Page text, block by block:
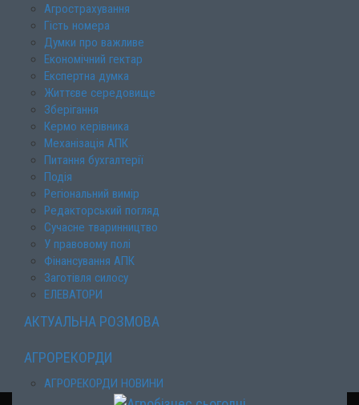
Агрострахування
Гість номера
Думки про важливе
Економічний гектар
Експертна думка
Життєве середовище
Зберігання
Кермо керівника
Механізація АПК
Питання бухгалтерії
Подія
Регіональний вимір
Редакторський погляд
Сучасне тваринництво
У правовому полі
Фінансування АПК
Заготівля силосу
ЕЛЕВАТОРИ
АКТУАЛЬНА РОЗМОВА
АГРОРЕКОРДИ
АГРОРЕКОРДИ НОВИНИ